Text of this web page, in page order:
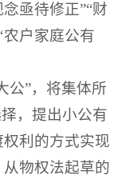
念亟待修正”“财
农户家庭公有
公”，将集体所
，提出小公有
利的方式实现
物权法起草的